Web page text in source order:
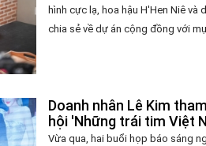
hình cực lạ, hoa hậu H'Hen Niê và
chia sẻ về dự án cộng đồng với
Doanh nhân Lê Kim
hội 'Những trái tim Việt
Vừa qua, hai buổi họp báo sáng